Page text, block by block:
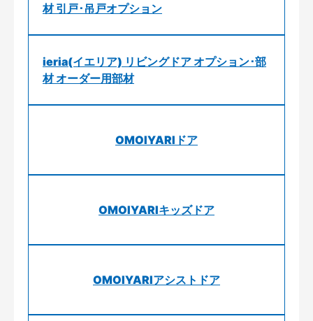
材 引戸･吊戸オプション
ieria(イエリア) リビングドア オプション･部
材 オーダー用部材
OMOIYARIドア
OMOIYARIキッズドア
OMOIYARIアシストドア